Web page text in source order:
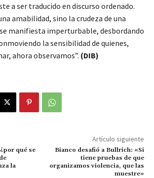
a ser traducido en discurso ordenado.
amabilidad, sino la crudeza de una
manifiesta imperturbable, desbordando
la sensibilidad de quienes,
ahora observamos”. (DIB)
qué se
la
Artículo siguiente
Bianco desafió a Bullrich: «Si
tiene pruebas de que
organizamos violencia, que las
muestre»